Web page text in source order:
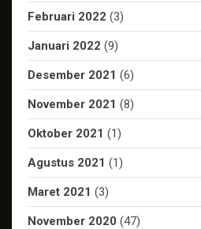
Februari 2022 (3)
Januari 2022 (9)
Desember 2021 (6)
November 2021 (8)
Oktober 2021 (1)
Agustus 2021 (1)
Maret 2021 (3)
November 2020 (47)